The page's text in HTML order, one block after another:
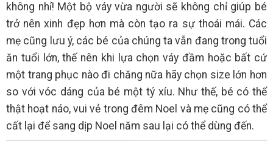
không nhỉ! Một bộ váy vừa người sẽ không chỉ giúp bé
trở nên xinh đẹp hơn mà còn tạo ra sự thoái mái. Các
mẹ cũng lưu ý, các bé của chúng ta vẫn đang trong tuổi
ăn tuổi lớn, thế nên khi lựa chọn váy đầm hoặc bất cứ
một trang phục nào đi chăng nữa hãy chọn size lớn hơn
so với vóc dáng của bé một tý xíu. Như thế, bé có thể
thật hoạt náo, vui vẻ trong đêm Noel và mẹ cũng có thể
cất lại để sang dịp Noel năm sau lại có thể dùng đến.